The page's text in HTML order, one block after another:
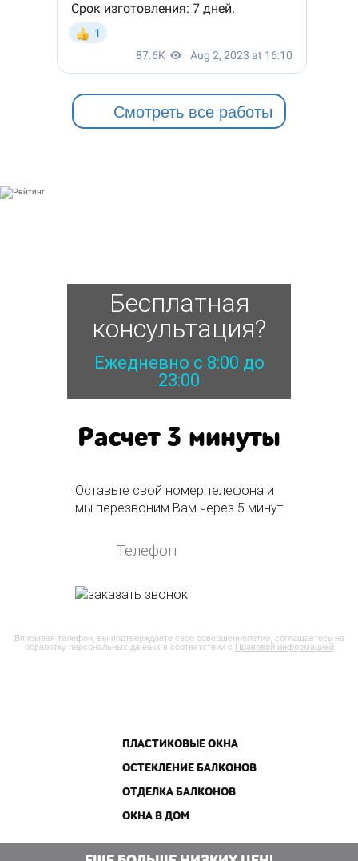
Смотреть все работы
Бесплатная
консультация?
Ежедневно с 8:00 до
23:00
Расчет 3 минуты
Оставьте свой номер телефона и
мы перезвоним Вам через 5 минут
Вписывая телефон, вы подтверждаете свое совершеннолетие, соглашаетесь на
обработку персональных данных в соответствии с Правовой информацией
ПЛАСТИКОВЫЕ ОКНА
ОСТЕКЛЕНИЕ БАЛКОНОВ
ОТДЕЛКА БАЛКОНОВ
ОКНА В ДОМ